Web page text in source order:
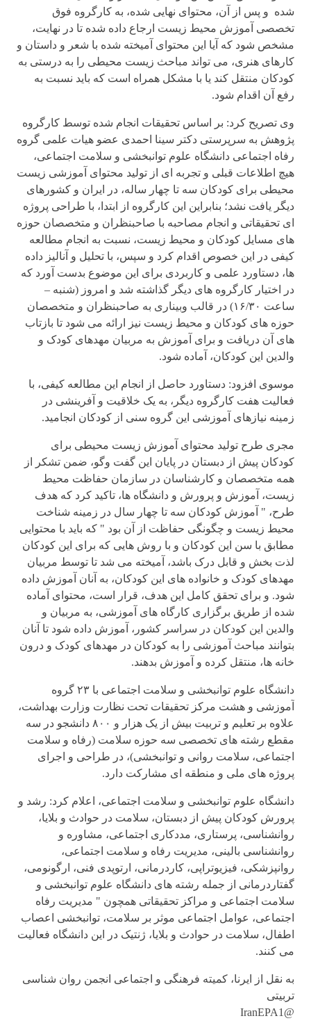
شده و پس از آن، محتوای نهایی شده، به کارگروه فوق
تخصصی آموزش محیط زیست ارجاع داده شده تا در نهایت،
مشخص شود که آیا این محتوای آمیخته شده با شعر و داستان و
کارهای هنری، می تواند مباحث زیست محیطی را به درستی به
کودکان منتقل کند یا با مشکل همراه است که باید نسبت به
رفع آن اقدام شود.
وی تصریح کرد: بر اساس تحقیقات انجام شده توسط کارگروه
پژوهش به سرپرستی دکتر سینا احمدی عضو هیات علمی گروه
رفاه اجتماعی دانشگاه علوم توانبخشی و سلامت اجتماعی،
هیچ اطلاعات قبلی و تجربه ای از تولید محتوای آموزشی زیست
محیطی برای کودکان سه تا چهار ساله، در ایران و کشورهای
دیگر یافت نشد؛ بنابراین این کارگروه از ابتدا، با طراحی پروژه
ای تحقیقاتی و انجام مصاحبه با صاحبنظران و متخصصان حوزه
های مسایل کودکان و محیط زیست، نسبت به انجام مطالعه
کیفی در این خصوص اقدام کرد و سپس، با تحلیل و آنالیز داده
ها، دستاورد علمی و کاربردی برای این موضوع بدست آورد که
در اختیار کارگروه های دیگر گذاشته شد و امروز (شنبه –
ساعت ۱۶/۳۰) در قالب وبیناری به صاحبنظران و متخصصان
حوزه های کودکان و محیط زیست نیز ارائه می شود تا بازتاب
های آن دریافت و برای آموزش به مربیان مهدهای کودک و
والدین این کودکان، آماده شود.
موسوی افزود: دستاورد حاصل از انجام این مطالعه کیفی، با
فعالیت هفت کارگروه دیگر، به یک خلاقیت و آفرینشی در
زمینه نیازهای آموزشی این گروه سنی از کودکان انجامید.
مجری طرح تولید محتوای آموزش زیست محیطی برای
کودکان پیش از دبستان در پایان این گفت وگو، ضمن تشکر از
همه متخصصان و کارشناسان در سازمان حفاظت محیط
زیست، آموزش و پرورش و دانشگاه ها، تاکید کرد که هدف
طرح، " آموزش کودکان سه تا چهار سال در زمینه شناخت
محیط زیست و چگونگی حفاظت از آن بود " که باید با محتوایی
مطابق با سن این کودکان و با روش هایی که برای این کودکان
لذت بخش و قابل درک باشد، آمیخته می شد تا توسط مربیان
مهدهای کودک و خانواده های این کودکان، به آنان آموزش داده
شود. و برای تحقق کامل این هدف، قرار است، محتوای آماده
شده از طریق برگزاری کارگاه های آموزشی، به مربیان و
والدین این کودکان در سراسر کشور، آموزش داده شود تا آنان
بتوانند مباحث آموزشی را به کودکان در مهدهای کودک و درون
خانه ها، منتقل کرده و آموزش بدهند.
دانشگاه علوم توانبخشی و سلامت اجتماعی با ۲۳ گروه
آموزشی و هشت مرکز تحقیقات تحت نظارت وزارت بهداشت،
علاوه بر تعلیم و تربیت بیش از یک هزار و ۸۰۰ دانشجو در سه
مقطع رشته های تخصصی سه حوزه سلامت (رفاه و سلامت
اجتماعی، سلامت روانی و توانبخشی)، در طراحی و اجرای
پروژه های ملی و منطقه ای مشارکت دارد.
دانشگاه علوم توانبخشی و سلامت اجتماعی، اعلام کرد:‌ رشد و
پرورش کودکان پیش از دبستان، سلامت در حوادث و بلایا،
روانشناسی، پرستاری، مددکاری اجتماعی، مشاوره و
روانشناسی بالینی، مدیریت رفاه و سلامت اجتماعی،
روانپزشکی، فیزیوتراپی، کاردرمانی، ارتوپدی فنی، ارگونومی،
گفتاردرمانی از جمله رشته های دانشگاه علوم توانبخشی و
سلامت اجتماعی و مراکز تحقیقاتی همچون " مدیریت رفاه
اجتماعی، عوامل اجتماعی موثر بر سلامت، توانبخشی اعصاب
اطفال، سلامت در حوادث و بلایا، ژنتیک در این دانشگاه فعالیت
می کنند.
به نقل از ایرنا، کمیته فرهنگی و اجتماعی انجمن روان شناسی
تربیتی
@IranEPA1